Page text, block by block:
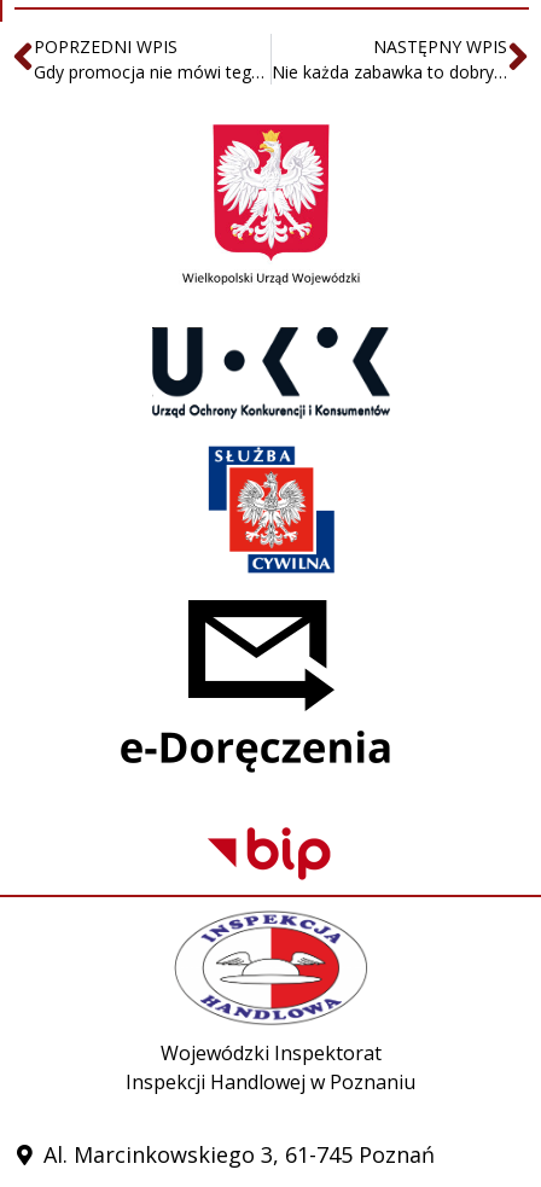
POPRZEDNI WPIS
Gdy promocja nie mówi tego, co ważne – blisko 105 mln zł kary dla Biedronki
NASTĘPNY WPIS
Nie każda zabawka to dobry prezent – kontrola Inspekcji Handlowej
Wojewódzki Inspektorat
Inspekcji Handlowej w Poznaniu
Al. Marcinkowskiego 3, 61-745 Poznań